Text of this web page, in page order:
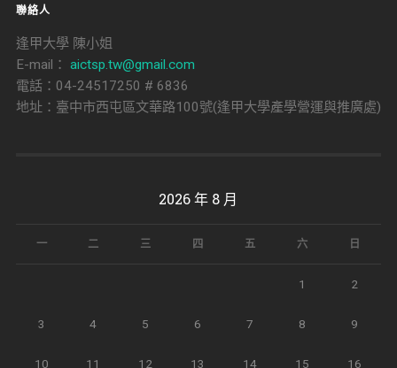
聯絡人
逢甲大學 陳小姐
E-mail： aictsp.tw@gmail.com
電話：04-24517250 # 6836
地址：臺中市西屯區文華路100號(逢甲大學產學營運與推廣處)
2026 年 8 月
一 二 三 四 五 六 日
1 2
3 4 5 6 7 8 9
10 11 12 13 14 15 16